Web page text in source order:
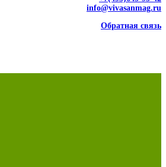
info@vivasanmag.ru
Обратная связь